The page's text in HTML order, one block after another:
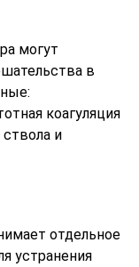
могут
в
коагуляция
ствола и
отдельное
устранения